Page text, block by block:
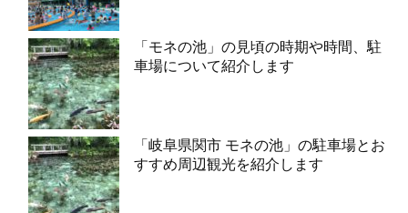
「モネの池」の見頃の時期や時間、駐
車場について紹介します
「岐阜県関市 モネの池」の駐車場とお
すすめ周辺観光を紹介します